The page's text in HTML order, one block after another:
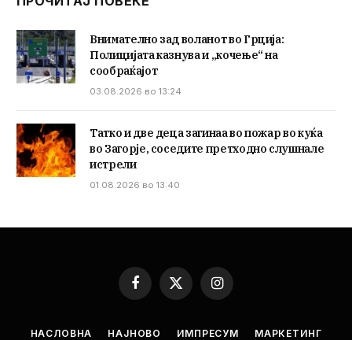
Внимателно зад воланот во Грција:
Полицијата казнува и „кочење“ на
сообраќајот
03.08.2026 во 13:24
Татко и две деца загинаа во пожар во куќа
во Загорје, соседите претходно слушнале
истрели
01.08.2026 во 13:40
Facebook
X
(Twitter)
Instagram
НАСЛОВНА НАЈНОВО ИМПРЕСУМ МАРКЕТИНГ